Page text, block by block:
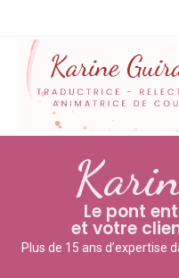
Le pont
et votre
Plus de 15 ans d’expertise